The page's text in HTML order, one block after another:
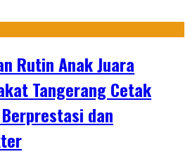
Rutin Anak Juara
Tangerang Cetak
dan